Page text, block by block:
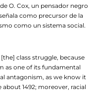
O. Cox, un pensador negro
como precursor de la
como un sistema social.
class struggle, because
as one of its fundamental
antagonism, as we know it
1492; moreover, racial